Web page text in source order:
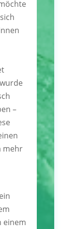
–
mehr
einem